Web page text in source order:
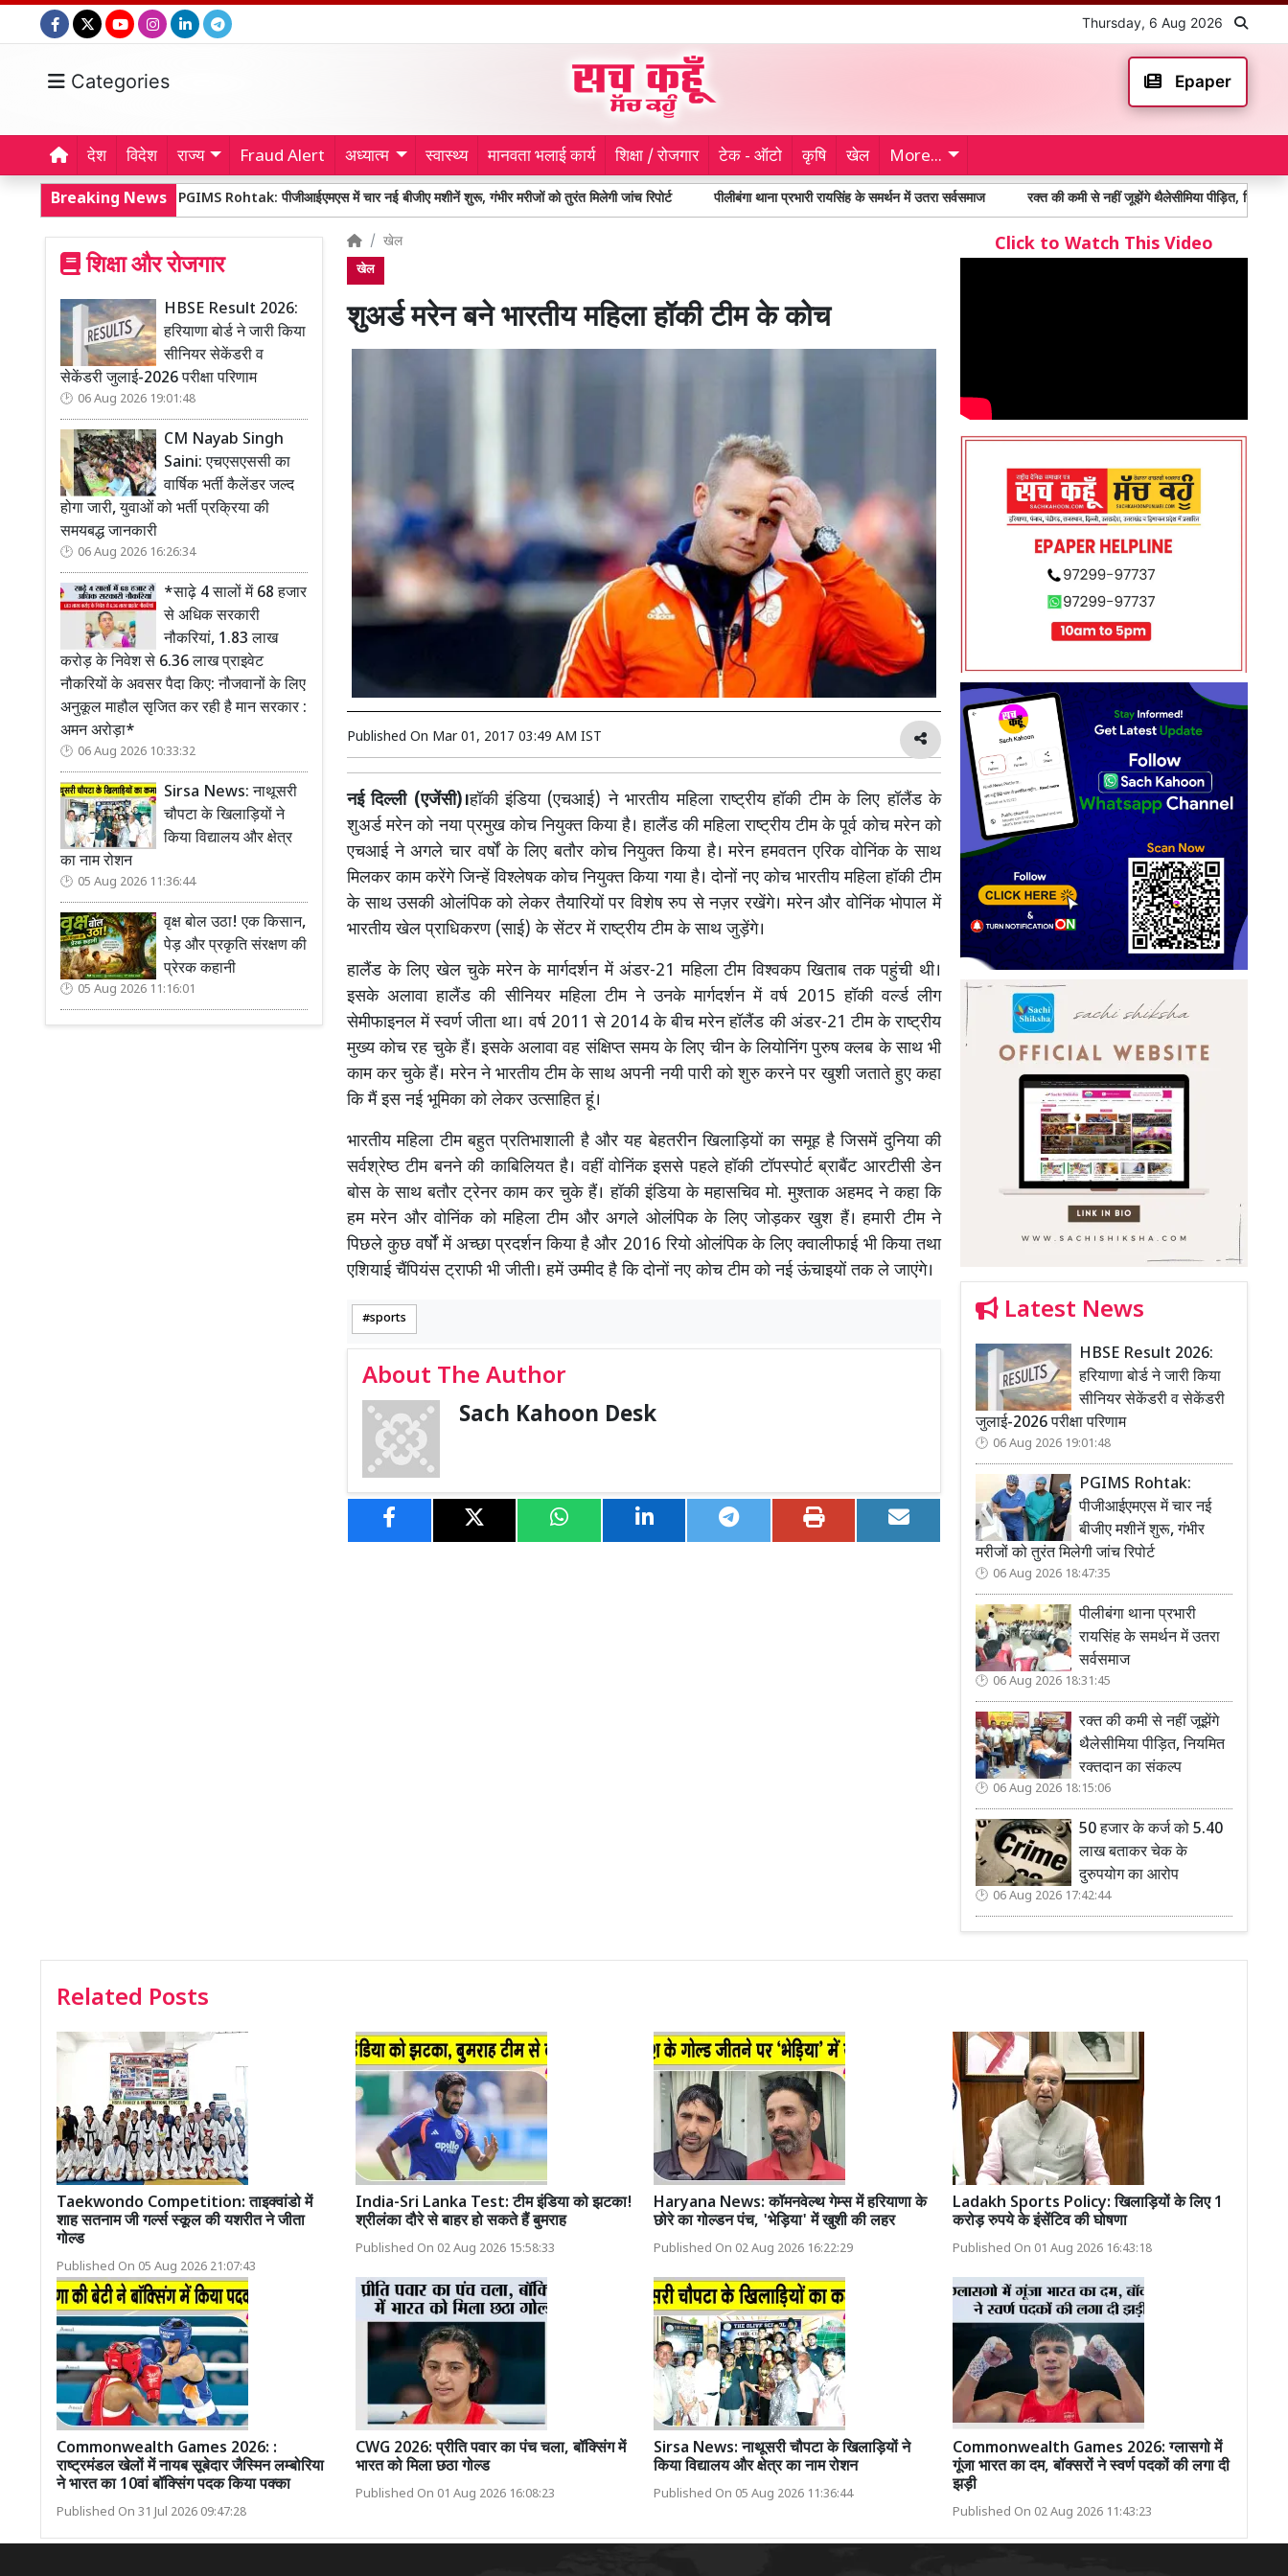
Thursday, 6 Aug 2026
Categories Epaper
देश विदेश राज्य Fraud Alert अध्यात्म स्वास्थ्य मानवता भलाई कार्य शिक्षा / रोजगार टेक - ऑटो कृषि खेल More...
Breaking News
परिणाम PGIMS Rohtak: पीजीआईएमएस में चार नई बीजीए मशीनें शुरू, गंभीर मरीजों को तुरंत मिलेगी जांच रिपोर्ट पीलीबंगा थाना प्रभारी रायसिंह के समर्थन में उतरा सर्वसमाज रक्त की कमी से नहीं जूझेंगे थैलेसीमिया पीड़ित, नियमित रक्तदान का
शिक्षा और रोजगार
HBSE Result 2026:
हरियाणा बोर्ड ने जारी किया
सीनियर सेकेंडरी व
सेकेंडरी जुलाई-2026 परीक्षा परिणाम
06 Aug 2026 19:01:48
CM Nayab Singh
Saini: एचएसएससी का
वार्षिक भर्ती कैलेंडर जल्द
होगा जारी, युवाओं को भर्ती प्रक्रिया की
समयबद्ध जानकारी
06 Aug 2026 16:26:34
*साढ़े 4 सालों में 68 हजार
से अधिक सरकारी
नौकरियां, 1.83 लाख
करोड़ के निवेश से 6.36 लाख प्राइवेट
नौकरियों के अवसर पैदा किए: नौजवानों के लिए
अनुकूल माहौल सृजित कर रही है मान सरकार :
अमन अरोड़ा*
06 Aug 2026 10:33:32
Sirsa News: नाथूसरी
चौपटा के खिलाड़ियों ने
किया विद्यालय और क्षेत्र
का नाम रोशन
05 Aug 2026 11:36:44
वृक्ष बोल उठा! एक किसान,
पेड़ और प्रकृति संरक्षण की
प्रेरक कहानी
05 Aug 2026 11:16:01
खेल
खेल
शुअर्ड मरेन बने भारतीय महिला हॉकी टीम के कोच
Published On Mar 01, 2017 03:49 AM IST
नई दिल्ली (एजेंसी)।हॉकी इंडिया (एचआई) ने भारतीय महिला राष्ट्रीय हॉकी टीम के लिए हॉलैंड के
शुअर्ड मरेन को नया प्रमुख कोच नियुक्त किया है। हालैंड की महिला राष्ट्रीय टीम के पूर्व कोच मरेन को
एचआई ने अगले चार वर्षों के लिए बतौर कोच नियुक्त किया है। मरेन हमवतन एरिक वोनिंक के साथ
मिलकर काम करेंगे जिन्हें विश्लेषक कोच नियुक्त किया गया है। दोनों नए कोच भारतीय महिला हॉकी टीम
के साथ उसकी ओलंपिक को लेकर तैयारियों पर विशेष रुप से नज़र रखेंगे। मरेन और वोनिंक भोपाल में
भारतीय खेल प्राधिकरण (साई) के सेंटर में राष्ट्रीय टीम के साथ जुड़ेंगे।
हालैंड के लिए खेल चुके मरेन के मार्गदर्शन में अंडर-21 महिला टीम विश्वकप खिताब तक पहुंची थी।
इसके अलावा हालैंड की सीनियर महिला टीम ने उनके मार्गदर्शन में वर्ष 2015 हॉकी वर्ल्ड लीग
सेमीफाइनल में स्वर्ण जीता था। वर्ष 2011 से 2014 के बीच मरेन हॉलैंड की अंडर-21 टीम के राष्ट्रीय
मुख्य कोच रह चुके हैं। इसके अलावा वह संक्षिप्त समय के लिए चीन के लियोनिंग पुरुष क्लब के साथ भी
काम कर चुके हैं। मरेन ने भारतीय टीम के साथ अपनी नयी पारी को शुरु करने पर खुशी जताते हुए कहा
कि मैं इस नई भूमिका को लेकर उत्साहित हूं।
भारतीय महिला टीम बहुत प्रतिभाशाली है और यह बेहतरीन खिलाड़ियों का समूह है जिसमें दुनिया की
सर्वश्रेष्ठ टीम बनने की काबिलियत है। वहीं वोनिंक इससे पहले हॉकी टॉपस्पोर्ट ब्राबैंट आरटीसी डेन
बोस के साथ बतौर ट्रेनर काम कर चुके हैं। हॉकी इंडिया के महासचिव मो. मुश्ताक अहमद ने कहा कि
हम मरेन और वोनिंक को महिला टीम और अगले ओलंपिक के लिए जोड़कर खुश हैं। हमारी टीम ने
पिछले कुछ वर्षाेंं में अच्छा प्रदर्शन किया है और 2016 रियो ओलंपिक के लिए क्वालीफाई भी किया तथा
एशियाई चैंपियंस ट्राफी भी जीती। हमें उम्मीद है कि दोनों नए कोच टीम को नई ऊंचाइयों तक ले जाएंगे।
sports
About The Author
Sach Kahoon Desk
Click to Watch This Video
Latest News
HBSE Result 2026:
हरियाणा बोर्ड ने जारी किया
सीनियर सेकेंडरी व सेकेंडरी
जुलाई-2026 परीक्षा परिणाम
06 Aug 2026 19:01:48
PGIMS Rohtak:
पीजीआईएमएस में चार नई
बीजीए मशीनें शुरू, गंभीर
मरीजों को तुरंत मिलेगी जांच रिपोर्ट
06 Aug 2026 18:47:35
पीलीबंगा थाना प्रभारी
रायसिंह के समर्थन में उतरा
सर्वसमाज
06 Aug 2026 18:31:45
रक्त की कमी से नहीं जूझेंगे
थैलेसीमिया पीड़ित, नियमित
रक्तदान का संकल्प
06 Aug 2026 18:15:06
50 हजार के कर्ज को 5.40
लाख बताकर चेक के
दुरुपयोग का आरोप
06 Aug 2026 17:42:44
Related Posts
Taekwondo Competition: ताइक्वांडो में
शाह सतनाम जी गर्ल्स स्कूल की यशरीत ने जीता
गोल्ड
Published On 05 Aug 2026 21:07:43
India-Sri Lanka Test: टीम इंडिया को झटका!
श्रीलंका दौरे से बाहर हो सकते हैं बुमराह
Published On 02 Aug 2026 15:58:33
Haryana News: कॉमनवेल्थ गेम्स में हरियाणा के
छोरे का गोल्डन पंच, 'भेड़िया' में खुशी की लहर
Published On 02 Aug 2026 16:22:29
Ladakh Sports Policy: खिलाड़ियों के लिए 1
करोड़ रुपये के इंसेंटिव की घोषणा
Published On 01 Aug 2026 16:43:18
Commonwealth Games 2026: :
राष्ट्रमंडल खेलों में नायब सूबेदार जैस्मिन लम्बोरिया
ने भारत का 10वां बॉक्सिंग पदक किया पक्का
Published On 31 Jul 2026 09:47:28
CWG 2026: प्रीति पवार का पंच चला, बॉक्सिंग में
भारत को मिला छठा गोल्ड
Published On 01 Aug 2026 16:08:23
Sirsa News: नाथूसरी चौपटा के खिलाड़ियों ने
किया विद्यालय और क्षेत्र का नाम रोशन
Published On 05 Aug 2026 11:36:44
Commonwealth Games 2026: ग्लासगो में
गूंजा भारत का दम, बॉक्सरों ने स्वर्ण पदकों की लगा दी
झड़ी
Published On 02 Aug 2026 11:43:23